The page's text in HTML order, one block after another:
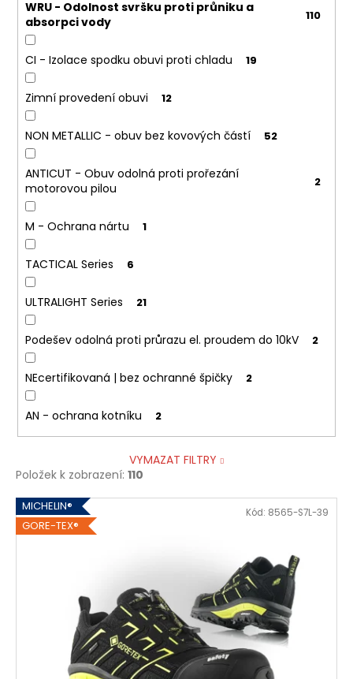
WRU - Odolnost svršku proti průniku a
absorpci vody
110
CI - Izolace spodku obuvi proti chladu 19
Zimní provedení obuvi 12
NON METALLIC - obuv bez kovových částí 52
ANTICUT - Obuv odolná proti prořezání
motorovou pilou
2
M - Ochrana nártu 1
TACTICAL Series 6
ULTRALIGHT Series 21
Podešev odolná proti průrazu el. proudem do 10kV 2
NEcertifikovaná | bez ochranné špičky 2
AN - ochrana kotníku 2
VYMAZAT FILTRY
Položek k zobrazení: 110
V
ý
MICHELIN®
GORE-TEX®
Kód: 8565-S7L-39